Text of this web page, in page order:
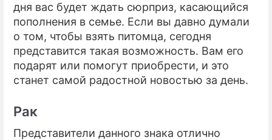
дня вас будет ждать сюрприз, касающийся
пополнения в семье. Если вы давно думали
о том, чтобы взять питомца, сегодня
представится такая возможность. Вам его
подарят или помогут приобрести, и это
станет самой радостной новостью за день.
Рак
Представители данного знака отлично